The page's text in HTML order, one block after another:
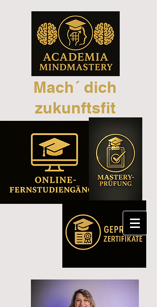
Mach´ dich
zukunftsfit